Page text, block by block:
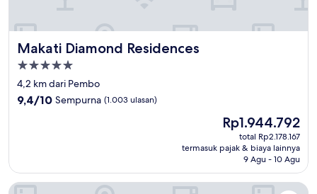
Makati Diamond Residences
Makati Diamond Residences
Properti
bintang
5.0
4,2 km dari Pembo
9.4
9,4/10 Sempurna (1.003 ulasan)
Harga
sekarang
Rp1.944.792
Rp1.944.792
total Rp2.178.167
termasuk pajak & biaya lainnya
9 Agu - 10 Agu
Belmont Hotel Manila near NAIA Terminal 3 MNL